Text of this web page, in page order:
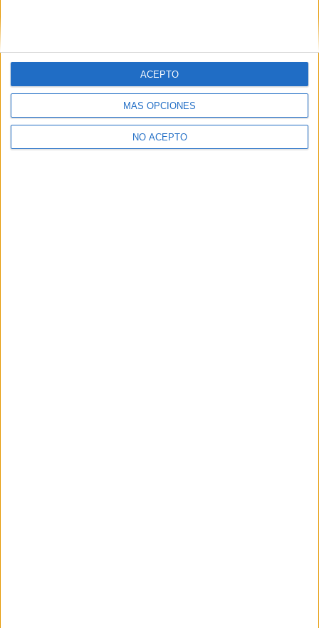
MÁS OPCIONES
NO ACEPTO
ACEPTO